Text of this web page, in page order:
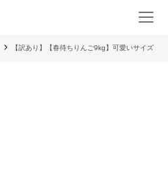
【訳あり】【春待ちりんご9kg】可愛いサイズ